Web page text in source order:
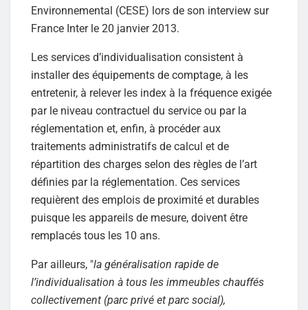
Environnemental (CESE) lors de son interview sur
France Inter le 20 janvier 2013.
Les services d’individualisation consistent à
installer des équipements de comptage, à les
entretenir, à relever les index à la fréquence exigée
par le niveau contractuel du service ou par la
réglementation et, enfin, à procéder aux
traitements administratifs de calcul et de
répartition des charges selon des règles de l’art
définies par la réglementation. Ces services
requièrent des emplois de proximité et durables
puisque les appareils de mesure, doivent être
remplacés tous les 10 ans.
Par ailleurs, "la généralisation rapide de
l’individualisation à tous les immeubles chauffés
collectivement (parc privé et parc social),